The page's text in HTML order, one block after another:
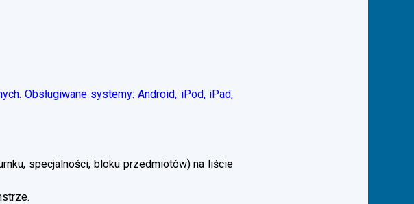
Obsługiwane systemy: Android, iPod, iPad,
specjalności, bloku przedmiotów) na liście